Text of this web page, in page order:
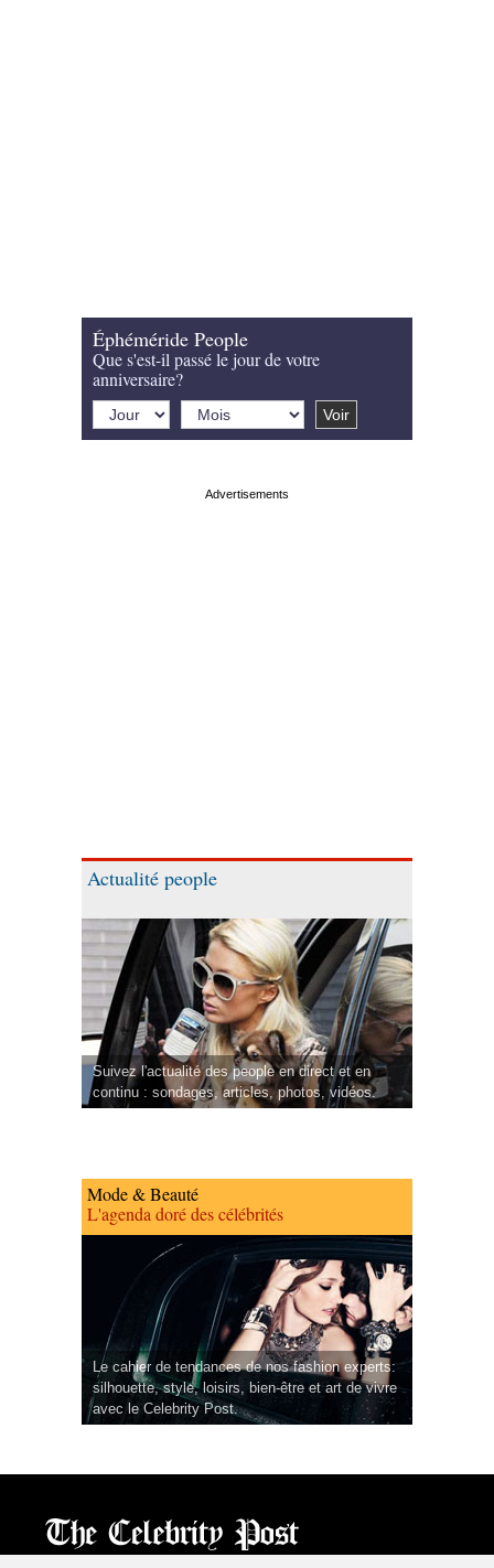
Éphéméride People
Que s'est-il passé le jour de votre
anniversaire?
Actualité people
Suivez l'actualité des people en direct et en
continu : sondages, articles, photos, vidéos.
Mode & Beauté
L'agenda doré des célébrités
Le cahier de tendances de nos fashion experts:
silhouette, style, loisirs, bien-être et art de vivre
avec le Celebrity Post.